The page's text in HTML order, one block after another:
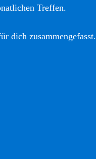
Treffen.
dich zusammengefasst.